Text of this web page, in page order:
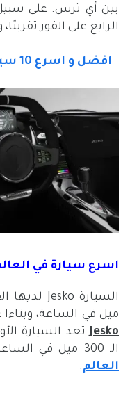
بين أي ترس. على
الرابع على الفور
افضل و اسرع 10 سيارات رياضية يدوية فى العالم
اسرع سيارة في
ميل في الساعة،
Jeskoتعد السيارة
الـ 300 ميل في الساعة وبذلك فهى
العالم.